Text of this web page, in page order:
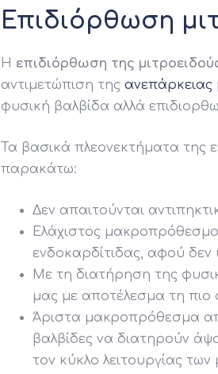
Επιδιόρθωση
Η επιδιόρθωση της
αντιμετώπιση της ανεπάρκειας
φυσική βαλβίδα αλλά
Τα βασικά πλεονεκτήματα της
παρακάτω:
Δεν απαιτούνται
Ελάχιστος
ενδοκαρδίτιδας, αφού δεν
Με τη διατήρηση της
μας με αποτέλεσμα τη πιο
Άριστα μακροπρόθεσμα
βαλβίδες να διατηρούν
τον κύκλο λειτουργίας